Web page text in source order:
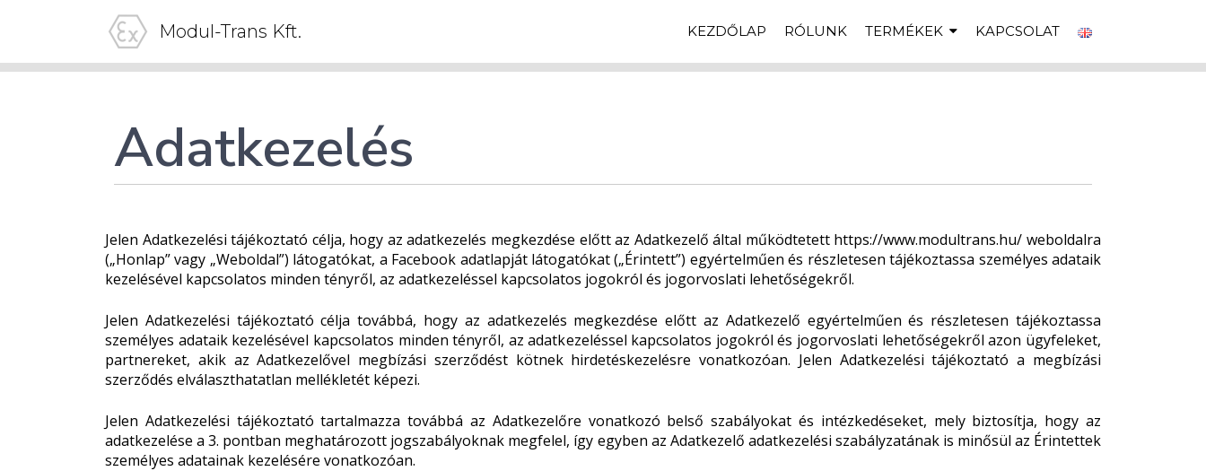
Modul-Trans Kft. KEZDŐLAP RÓLUNK TERMÉKEK KAPCSOLAT
Adatkezelés
Jelen Adatkezelési tájékoztató célja, hogy az adatkezelés megkezdése előtt az Adatkezelő által működtetett https://www.modultrans.hu/ weboldalra
(„Honlap” vagy „Weboldal”) látogatókat, a Facebook adatlapját látogatókat („Érintett”) egyértelműen és részletesen tájékoztassa személyes adataik
kezelésével kapcsolatos minden tényről, az adatkezeléssel kapcsolatos jogokról és jogorvoslati lehetőségekről.
Jelen Adatkezelési tájékoztató célja továbbá, hogy az adatkezelés megkezdése előtt az Adatkezelő egyértelműen és részletesen tájékoztassa
személyes adataik kezelésével kapcsolatos minden tényről, az adatkezeléssel kapcsolatos jogokról és jogorvoslati lehetőségekről azon ügyfeleket,
partnereket, akik az Adatkezelővel megbízási szerződést kötnek hirdetéskezelésre vonatkozóan. Jelen Adatkezelési tájékoztató a megbízási
szerződés elválaszthatatlan mellékletét képezi.
Jelen Adatkezelési tájékoztató tartalmazza továbbá az Adatkezelőre vonatkozó belső szabályokat és intézkedéseket, mely biztosítja, hogy az
adatkezelése a 3. pontban meghatározott jogszabályoknak megfelel, így egyben az Adatkezelő adatkezelési szabályzatának is minősül az Érintettek
személyes adatainak kezelésére vonatkozóan.